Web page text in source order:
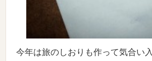
今年は旅のしおりも作って気合い